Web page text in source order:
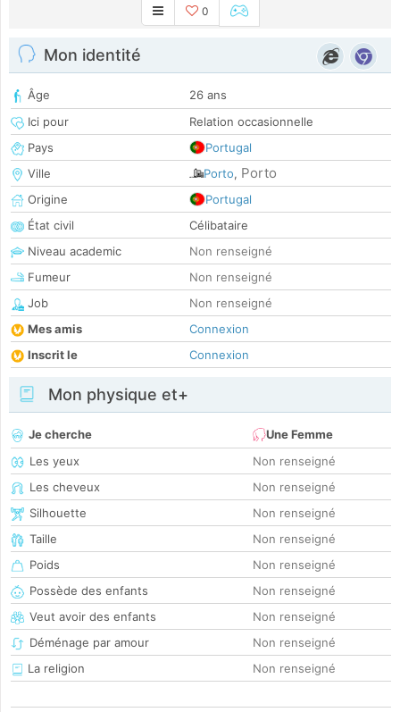
0
Mon identité
Âge
26 ans
Ici pour
Relation occasionnelle
Pays
Portugal
Ville
Porto, Porto
Origine
Portugal
État civil
Célibataire
Niveau academic
Non renseigné
Fumeur
Non renseigné
Job
Non renseigné
Mes amis
Connexion
Inscrit le
Connexion
Mon physique et+
Je cherche
Une Femme
Les yeux
Non renseigné
Les cheveux
Non renseigné
Silhouette
Non renseigné
Taille
Non renseigné
Poids
Non renseigné
Possède des enfants
Non renseigné
Veut avoir des enfants
Non renseigné
Déménage par amour
Non renseigné
La religion
Non renseigné